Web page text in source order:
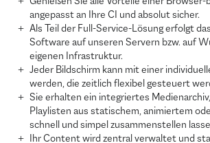
angepasst an Ihre CI und absolut sicher.
Als Teil der Full-Service-Lösung erfolgt
Software auf unseren Servern bzw. auf
eigenen Infrastruktur.
Jeder Bildschirm kann mit einer
werden, die zeitlich flexibel gesteuert
Sie erhalten ein integriertes
Playlisten aus statischem, animiertem
schnell und simpel zusammenstellen
Ihr Content wird zentral verwaltet und